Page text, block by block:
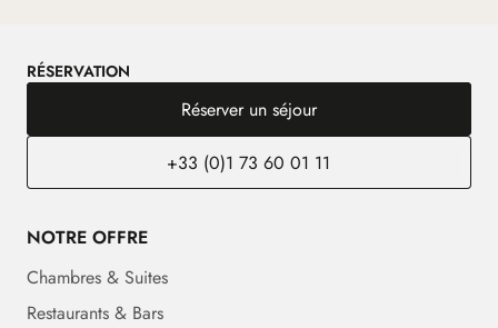
RÉSERVATION
Réserver un séjour
+33 (0)1 73 60 01 11
NOTRE OFFRE
Chambres & Suites
Restaurants & Bars